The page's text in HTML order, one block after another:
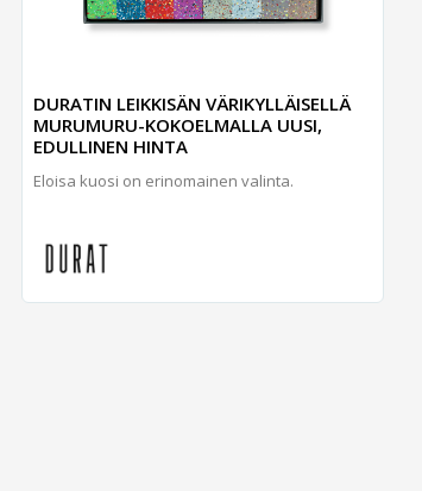
DURATIN LEIKKISÄN VÄRIKYLLÄISELLÄ
MURUMURU-KOKOELMALLA UUSI,
EDULLINEN HINTA
Eloisa kuosi on erinomainen valinta.